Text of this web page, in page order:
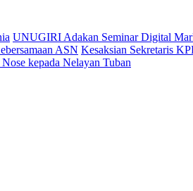
UNUGIRI Adakan Seminar Digital
ASN Kesaksian Sekretaris
kepada Nelayan Tuban